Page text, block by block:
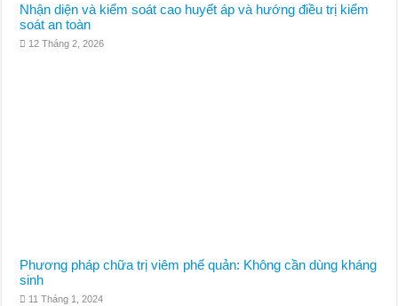
Nhận diện và kiểm soát cao huyết áp và hướng điều trị kiểm
soát an toàn
12 Tháng 2, 2026
Phương pháp chữa trị viêm phế quản: Không cần dùng kháng
sinh
11 Tháng 1, 2024